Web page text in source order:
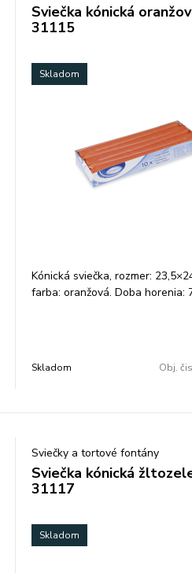
Sviečka kónická
31115
Skladom
Kónická sviečka, rozmer:
farba: oranžová. Doba horenia:
Skladom Obj.
Sviečky a tortové fontány
Sviečka kónická
31117
Skladom